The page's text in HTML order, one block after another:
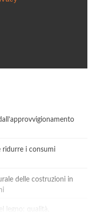
ridurre i consumi
delle costruzioni in
legno: qualità,